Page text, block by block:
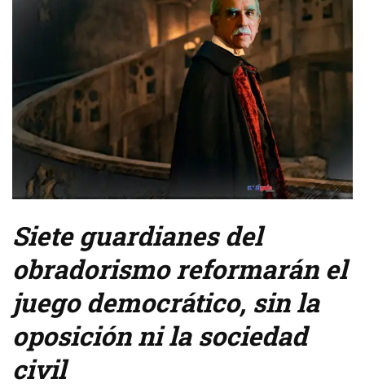
Siete guardianes del
obradorismo reformarán el
juego democrático, sin la
oposición ni la sociedad
civil